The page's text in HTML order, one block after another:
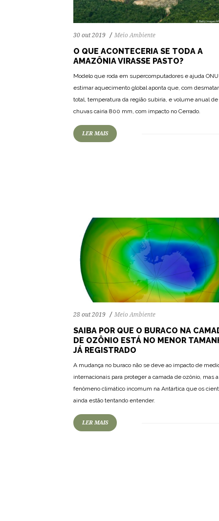
30 out 2019 Meio Ambiente
O QUE ACONTECERIA SE TODA A
AMAZÔNIA VIRASSE PASTO?
Modelo que roda em supercomputadores e ajuda ONU
estimar aquecimento global aponta que, com
total, temperatura da região subiria, e volume anual de
chuvas cairia 800 mm, com impacto no Cerrado.
LER MAIS
28 out 2019 Meio Ambiente
SAIBA POR QUE O BURACO NA
DE OZÔNIO ESTÁ NO MENOR
JÁ REGISTRADO
A mudança no buraco não se deve ao impacto de
internacionais para proteger a camada de ozônio, mas
fenômeno climático incomum na Antártica que os
ainda estão tentando entender.
LER MAIS